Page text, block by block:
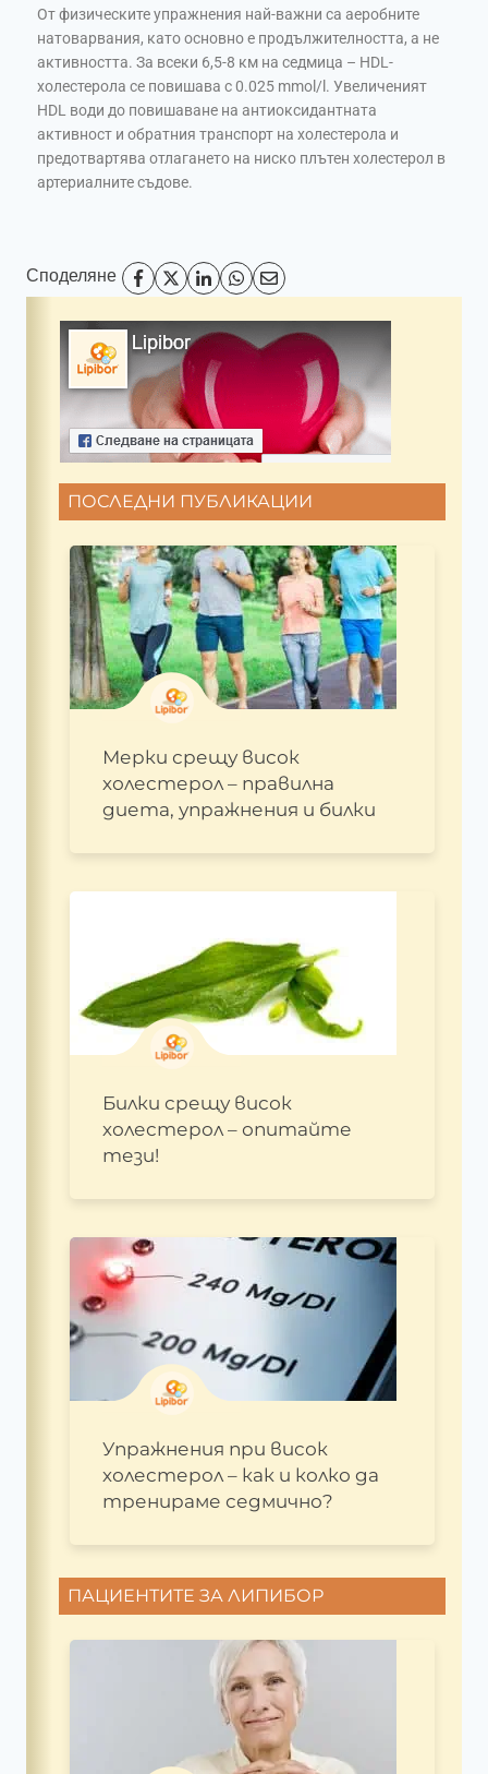
От физическите упражнения най-важни са аеробните
натоварвания, като основно е продължителността, а не
активността. За всеки 6,5-8 км на седмица – HDL-
холестерола се повишава с 0.025 mmol/l. Увеличеният
HDL води до повишаване на антиоксидантната
активност и обратния транспорт на холестерола и
предотвартява отлагането на ниско плътен холестерол в
артериалните съдове.
Споделяне
ПОСЛЕДНИ ПУБЛИКАЦИИ
Мерки срещу висок
холестерол – правилна
диета, упражнения и билки
Билки срещу висок
холестерол – опитайте
тези!
Упражнения при висок
холестерол – как и колко да
тренираме седмично?
ПАЦИЕНТИТЕ ЗА ЛИПИБОР